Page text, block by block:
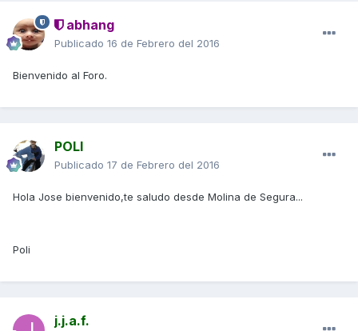
abhang
Publicado 16 de Febrero del 2016
Bienvenido al Foro.
POLI
Publicado 17 de Febrero del 2016
Hola Jose bienvenido,te saludo desde Molina de Segura...
Poli
j.j.a.f.